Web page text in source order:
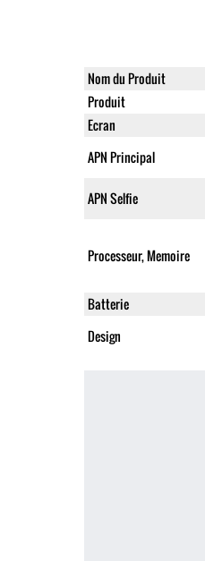
Nom du Produit
Produit
Ecran
APN Principal
APN Selfie
Processeur, Memoire
Batterie
Design